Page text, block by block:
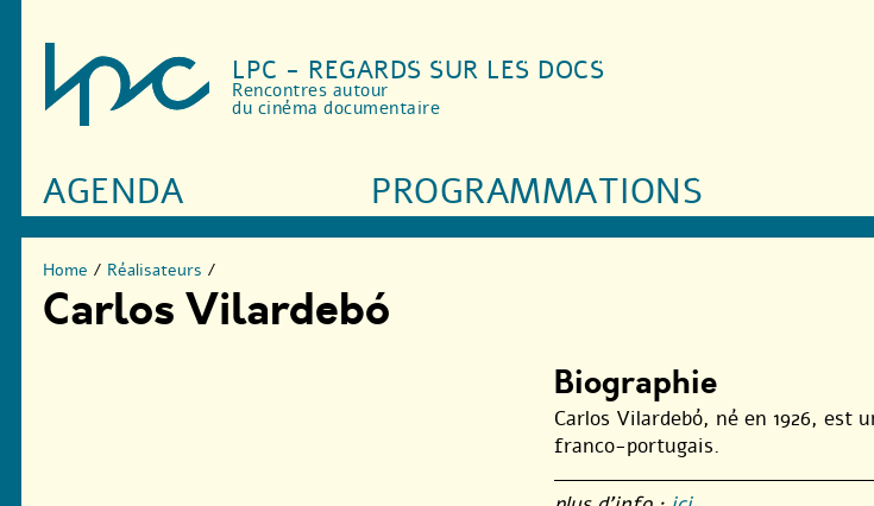
LPC - REGARDS SUR LES DOCS
Rencontres autour
du cinéma documentaire
AGENDA PROGRAMMATIONS
Home / Réalisateurs /
Carlos Vilardebó
Biographie
Carlos Vilardebó, né en 1926, est
franco-portugais.